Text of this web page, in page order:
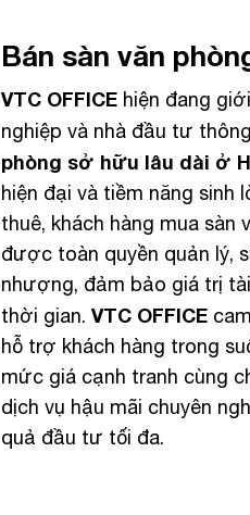
Bán sàn văn
VTC OFFICE hiện đang
nghiệp và nhà đầu tư
phòng sở hữu lâu dài ở
hiện đại và tiềm năng
thuê, khách hàng mua sàn
được toàn quyền quản lý,
nhượng, đảm bảo giá trị
thời gian. VTC OFFICE
hỗ trợ khách hàng trong
mức giá cạnh tranh cùng
dịch vụ hậu mãi chuyên
quả đầu tư tối đa.